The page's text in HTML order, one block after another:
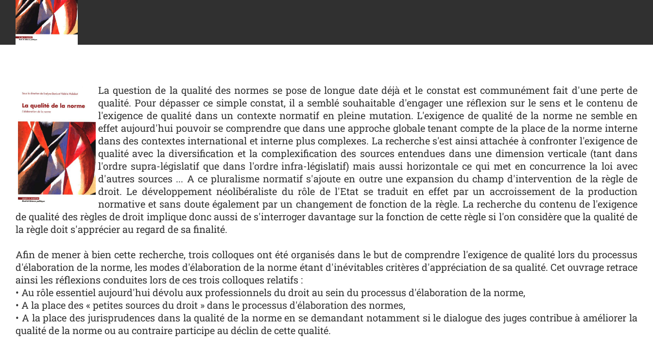
Photo
La question de la qualité des normes se pose de longue date déjà et le constat est communément fait d'une perte de
qualité. Pour dépasser ce simple constat, il a semblé souhaitable d'engager une réflexion sur le sens et le contenu de
l'exigence de qualité dans un contexte normatif en pleine mutation. L'exigence de qualité de la norme ne semble en
effet aujourd'hui pouvoir se comprendre que dans une approche globale tenant compte de la place de la norme interne
dans des contextes international et interne plus complexes. La recherche s'est ainsi attachée à confronter l'exigence de
qualité avec la diversification et la complexification des sources entendues dans une dimension verticale (tant dans
l'ordre supra-législatif que dans l'ordre infra-législatif) mais aussi horizontale ce qui met en concurrence la loi avec
d'autres sources ... A ce pluralisme normatif s'ajoute en outre une expansion du champ d'intervention de la règle de
droit. Le développement néolibéraliste du rôle de l'Etat se traduit en effet par un accroissement de la production
normative et sans doute également par un changement de fonction de la règle. La recherche du contenu de l'exigence
de qualité des règles de droit implique donc aussi de s'interroger davantage sur la fonction de cette règle si l'on considère que la qualité de
la règle doit s'apprécier au regard de sa finalité.
Afin de mener à bien cette recherche, trois colloques ont été organisés dans le but de comprendre l'exigence de qualité lors du processus
d'élaboration de la norme, les modes d'élaboration de la norme étant d'inévitables critères d'appréciation de sa qualité. Cet ouvrage retrace
ainsi les réflexions conduites lors de ces trois colloques relatifs :
• Au rôle essentiel aujourd'hui dévolu aux professionnels du droit au sein du processus d'élaboration de la norme,
• A la place des « petites sources du droit » dans le processus d'élaboration des normes,
• A la place des jurisprudences dans la qualité de la norme en se demandant notamment si le dialogue des juges contribue à améliorer la
qualité de la norme ou au contraire participe au déclin de cette qualité.